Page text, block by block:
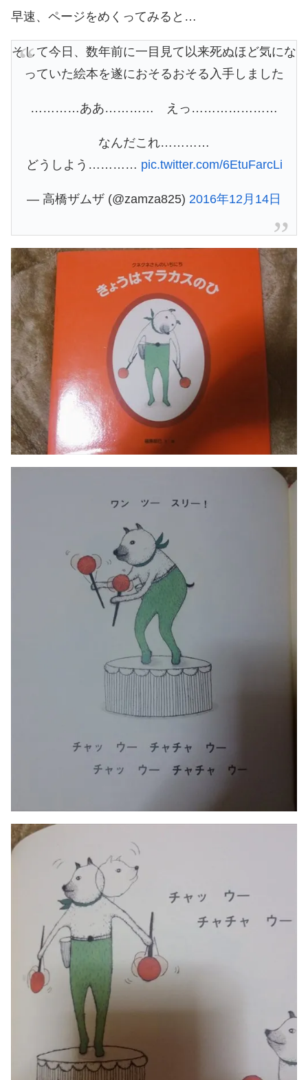
早速、ページをめくってみると…
そして今日、数年前に一目見て以来死ぬほど気にな
っていた絵本を遂におそるおそる入手しました
…………ああ………… えっ…………………
なんだこれ…………
どうしよう………… pic.twitter.com/6EtuFarcLi
— 高橋ザムザ (@zamza825) 2016年12月14日